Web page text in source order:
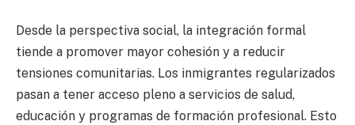
Desde la perspectiva social, la integración formal
tiende a promover mayor cohesión y a reducir
tensiones comunitarias. Los inmigrantes regularizados
pasan a tener acceso pleno a servicios de salud,
educación y programas de formación profesional. Esto